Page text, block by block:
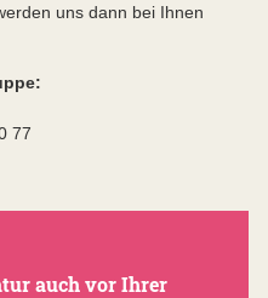
uns dann bei Ihnen
77
auch vor Ihrer